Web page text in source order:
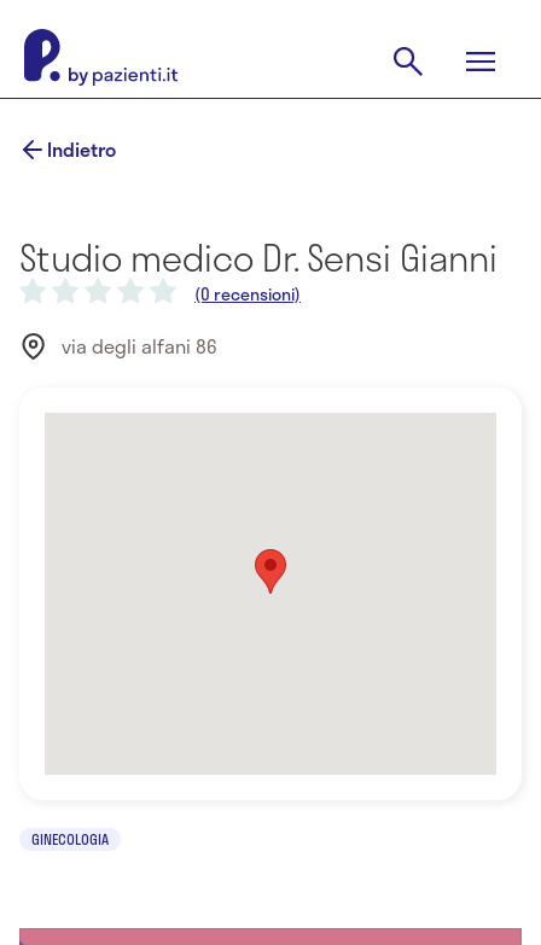
Indietro
Studio medico Dr. Sensi Gianni
(0 recensioni)
via degli alfani 86
GINECOLOGIA